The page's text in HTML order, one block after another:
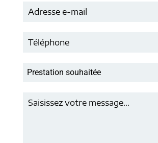
Prestation souhaitée